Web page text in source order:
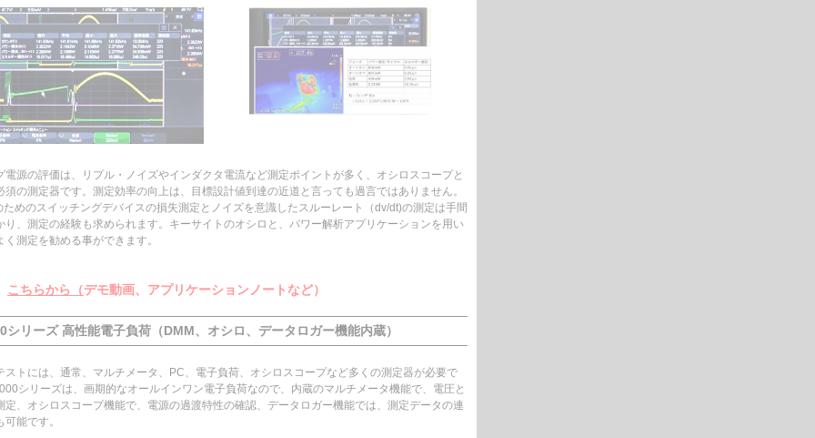
電源の評価は、リプル・ノイズやインダクタ電流など測定ポイントが多く、オシロスコープと
須の測定器です。測定効率の向上は、目標設計値到達の近道と言っても過言ではありません。
ためのスイッチングデバイスの損失測定とノイズを意識したスルーレート（dv/dt)の測定は手間
り、測定の経験も求められます。キーサイトのオシロと、パワー解析アプリケーションを用い
く測定を勧める事ができます。
こちらから（デモ動画、アプリケーションノートなど）
シリーズ 高性能電子負荷（DMM、オシロ、データロガー機能内蔵）
ストには、通常、マルチメータ、PC、電子負荷、オシロスコープなど多くの測定器が必要で
シリーズは、画期的なオールインワン電子負荷なので、内蔵のマルチメータ機能で、電圧と
定、オシロスコープ機能で、電源の過渡特性の確認、データロガー機能では、測定データの連
能です。